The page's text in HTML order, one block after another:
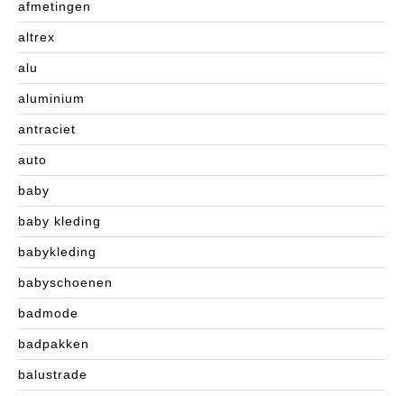
afmetingen
altrex
alu
aluminium
antraciet
auto
baby
baby kleding
babykleding
babyschoenen
badmode
badpakken
balustrade